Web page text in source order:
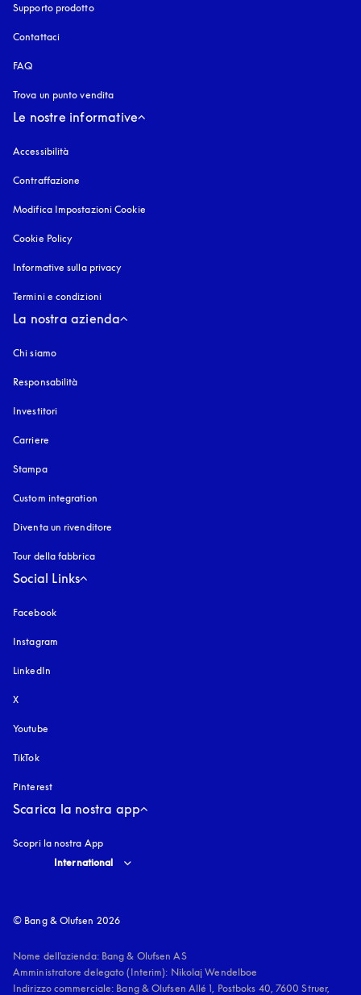
Supporto prodotto
Contattaci
FAQ
Trova un punto vendita
Le nostre informative
Accessibilità
Contraffazione
Modifica Impostazioni Cookie
Cookie Policy
Informative sulla privacy
Termini e condizioni
La nostra azienda
Chi siamo
Responsabilità
Investitori
Carriere
Stampa
Custom integration
Diventa un rivenditore
Tour della fabbrica
Social Links
Facebook
Instagram
LinkedIn
X
Youtube
TikTok
Pinterest
Scarica la nostra app
Scopri la nostra App
Select country and language
International
© Bang & Olufsen 2026
Nome dell'azienda: Bang & Olufsen AS
Amministratore delegato (Interim): Nikolaj Wendelboe
Indirizzo commerciale: Bang & Olufsen Allé 1, Postboks 40, 7600 Struer,